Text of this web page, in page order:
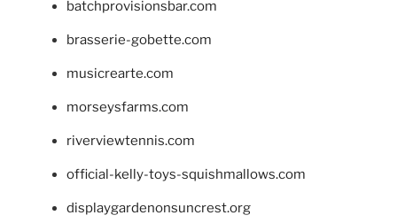
batchprovisionsbar.com
brasserie-gobette.com
musicrearte.com
morseysfarms.com
riverviewtennis.com
official-kelly-toys-squishmallows.com
displaygardenonsuncrest.org